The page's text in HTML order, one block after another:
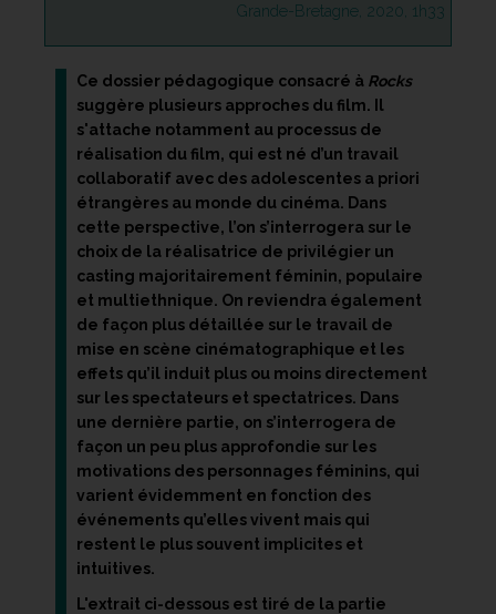
Grande-Bretagne, 2020, 1h33
Ce dossier pédagogique consacré à Rocks
suggère plusieurs approches du film. Il
s'attache notamment au processus de
réalisation du film, qui est né d’un travail
collaboratif avec des adolescentes a priori
étrangères au monde du cinéma. Dans
cette perspective, l’on s’interrogera sur le
choix de la réalisatrice de privilégier un
casting majoritairement féminin, populaire
et multiethnique. On reviendra également
de façon plus détaillée sur le travail de
mise en scène cinématographique et les
effets qu’il induit plus ou moins directement
sur les spectateurs et spectatrices. Dans
une dernière partie, on s’interrogera de
façon un peu plus approfondie sur les
motivations des personnages féminins, qui
varient évidemment en fonction des
événements qu’elles vivent mais qui
restent le plus souvent implicites et
intuitives.
L'extrait ci-dessous est tiré de la partie